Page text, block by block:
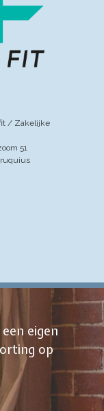
/ Zakelijke
51
eigen
op